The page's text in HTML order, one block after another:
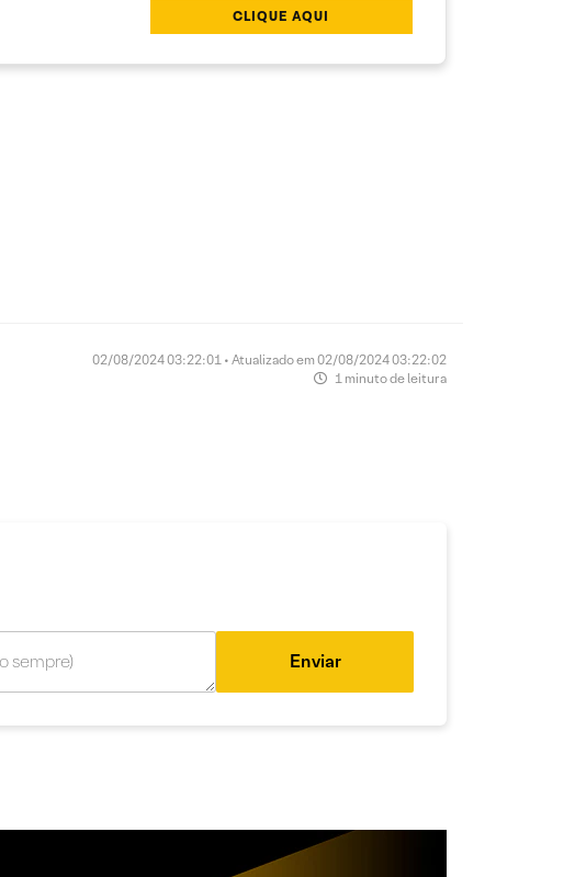
CLIQUE AQUI
02/08/2024 03:22:01 • Atualizado em 02/08/2024 03:22:02
1 minuto de leitura
Enviar